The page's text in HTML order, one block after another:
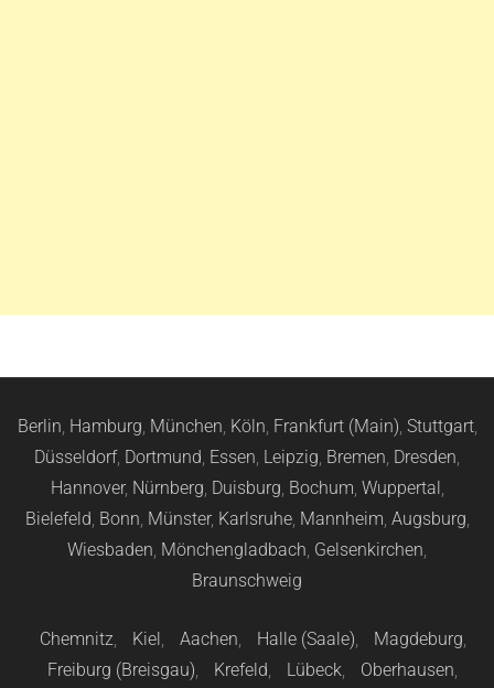
Berlin, Hamburg, München, Köln, Frankfurt (Main), Stuttgart,
Düsseldorf, Dortmund, Essen, Leipzig, Bremen, Dresden,
Hannover, Nürnberg, Duisburg, Bochum, Wuppertal,
Bielefeld, Bonn, Münster, Karlsruhe, Mannheim, Augsburg,
Wiesbaden, Mönchengladbach, Gelsenkirchen,
Braunschweig
Chemnitz, Kiel, Aachen, Halle (Saale), Magdeburg,
Freiburg (Breisgau), Krefeld, Lübeck, Oberhausen,